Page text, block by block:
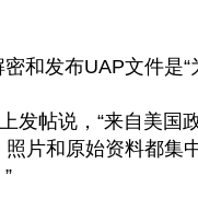
和发布UAP文件是“
发帖说，“来自美国
照片和原始资料都集